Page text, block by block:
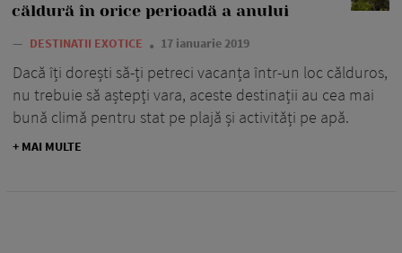
căldură în orice perioadă a anului
— DESTINATII EXOTICE 17 ianuarie 2019
Dacă îți dorești să-ți petreci vacanța într-un loc călduros,
nu trebuie să aștepți vara, aceste destinații au cea mai
bună climă pentru stat pe plajă și activități pe apă.
+ MAI MULTE